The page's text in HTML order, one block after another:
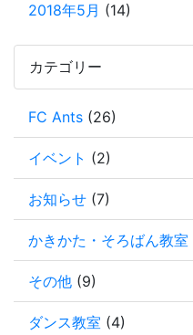
2018年5月 (14)
カテゴリー
FC Ants (26)
イベント (2)
お知らせ (7)
かきかた・そろばん教室
その他 (9)
ダンス教室 (4)